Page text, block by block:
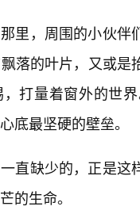
里，周围的小伙
落的叶片，又或
打量着窗外的世
底最坚硬的壁垒。
直缺少的，正是这
的生命。